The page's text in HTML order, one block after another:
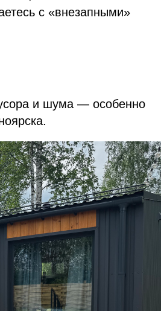
с «внезапными»
и шума — особенно